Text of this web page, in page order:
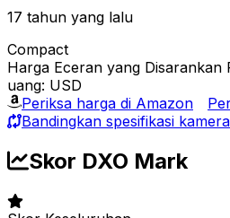
17 tahun yang lalu
Compact
Harga Eceran yang Disarankan
uang: USD
Periksa harga di Amazon
Bandingkan spesifikasi kamera
Skor DXO Mark